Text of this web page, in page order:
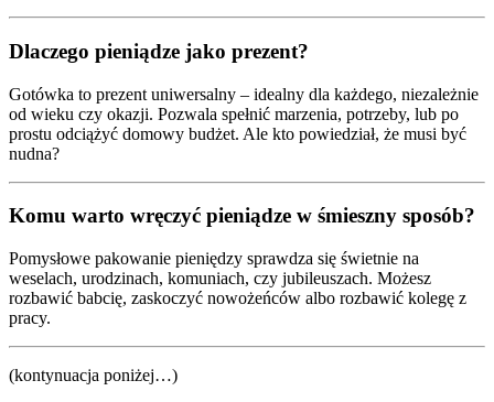
Dlaczego pieniądze jako prezent?
Gotówka to prezent uniwersalny – idealny dla każdego, niezależnie
od wieku czy okazji. Pozwala spełnić marzenia, potrzeby, lub po
prostu odciążyć domowy budżet. Ale kto powiedział, że musi być
nudna?
Komu warto wręczyć pieniądze w śmieszny sposób?
Pomysłowe pakowanie pieniędzy sprawdza się świetnie na
weselach, urodzinach, komuniach, czy jubileuszach. Możesz
rozbawić babcię, zaskoczyć nowożeńców albo rozbawić kolegę z
pracy.
(kontynuacja poniżej…)